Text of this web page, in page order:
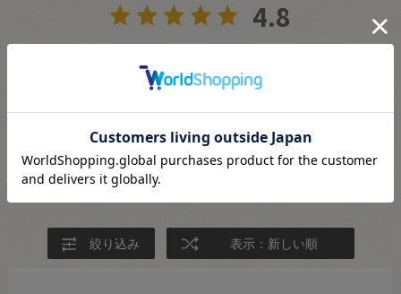
4.8
★4 (1)
★2 (0)
★1
絞り込み 表示：新しい順